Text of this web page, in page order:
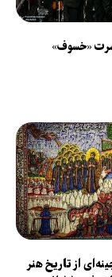
«خسوف»
از تاریخ هنر